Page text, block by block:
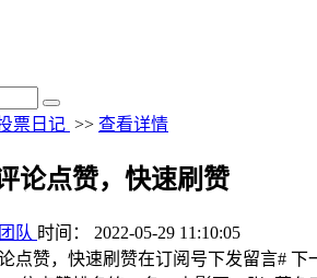
票日记 >> 查看详情
论点赞，快速刷赞
队 时间： 2022-05-29 11:10:05
点赞，快速刷赞在订阅号下发留言#